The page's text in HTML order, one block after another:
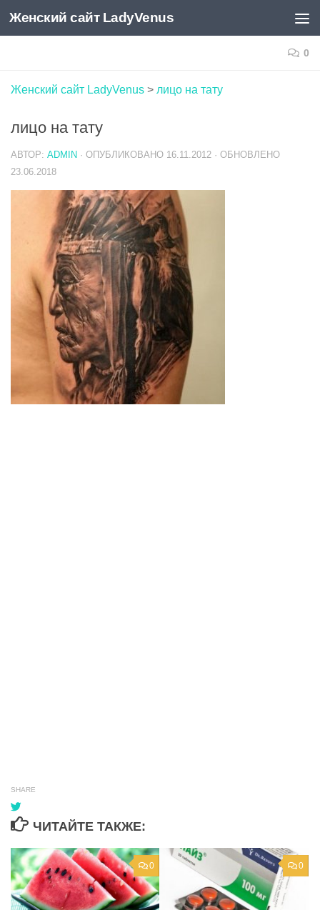
Skip to content
Женский сайт LadyVenus
0
Женский сайт LadyVenus > лицо на тату
лицо на тату
АВТОР: ADMIN · ОПУБЛИКОВАНО 16.11.2012 · ОБНОВЛЕНО
23.06.2018
SHARE
ЧИТАЙТЕ ТАКЖЕ:
0 0